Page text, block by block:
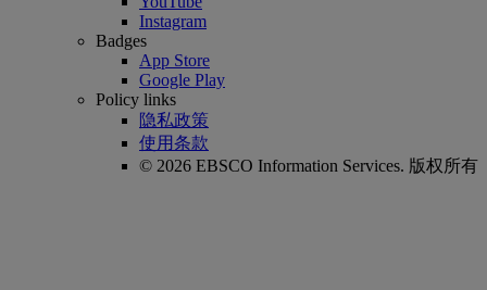
Instagram
Badges
App Store
Google Play
Policy links
隐私政策
使用条款
© 2026 EBSCO Information Services. 版权所有